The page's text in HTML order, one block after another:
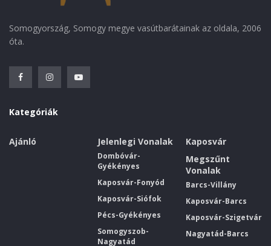
Somogyország, Somogy megye vasútbarátainak az oldala, 2006
óta.
Kategóriák
Ajánló Jelenlegi Vonalak
Dombóvár-
Gyékényes
Kaposvár-Fonyód
Kaposvár-Siófok
Pécs-Gyékényes
Somogyszob-
Nagyatád
Kaposvár
Megszűnt
Vonalak
Barcs-Villány
Kaposvár-Barcs
Kaposvár-Szigetvár
Nagyatád-Barcs